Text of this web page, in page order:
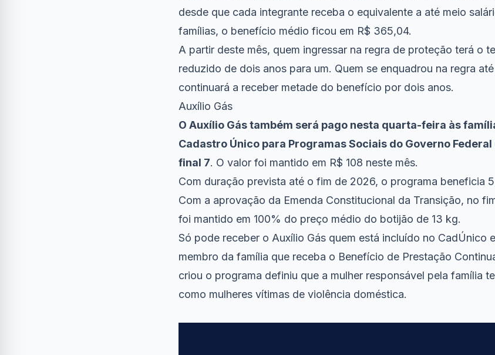
desde que cada integrante receba o equivalente a até meio
famílias, o benefício médio ficou em R$ 365,04.
A partir deste mês, quem ingressar na regra de proteção terá o
reduzido de dois anos para um. Quem se enquadrou na regra
continuará a receber metade do benefício por dois anos.
Auxílio Gás
O Auxílio Gás também será pago nesta quarta-feira às
Cadastro Único para Programas Sociais do Governo Federal
final 7. O valor foi mantido em R$ 108 neste mês.
Com duração prevista até o fim de 2026, o programa beneficia
Com a aprovação da Emenda Constitucional da Transição, no
foi mantido em 100% do preço médio do botijão de 13 kg.
Só pode receber o Auxílio Gás quem está incluído no CadÚnico
membro da família que receba o Benefício de Prestação
criou o programa definiu que a mulher responsável pela família
como mulheres vítimas de violência doméstica.